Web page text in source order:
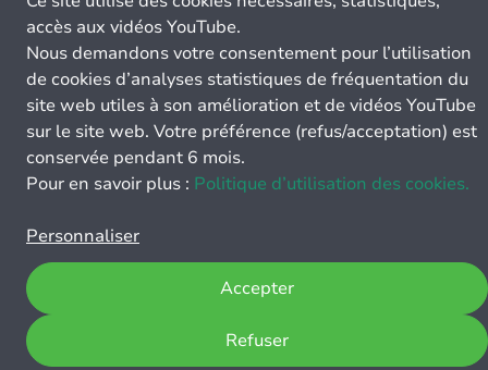
accès aux vidéos YouTube.
Nous demandons votre consentement pour l’utilisation
de cookies d’analyses statistiques de fréquentation du
site web utiles à son amélioration et de vidéos YouTube
sur le site web. Votre préférence (refus/acceptation) est
conservée pendant 6 mois.
Pour en savoir plus : Politique d’utilisation des cookies.
Personnaliser
Refuser
Accepter